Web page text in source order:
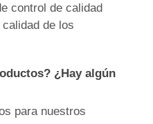
control de calidad
de los
¿Hay algún
para nuestros